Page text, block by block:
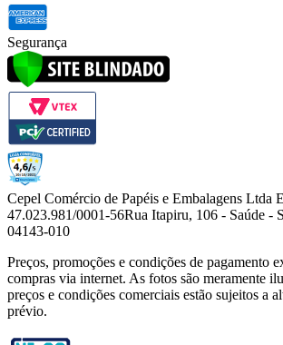
Segurança
Cepel Comércio de Papéis e Embalagens Ltda
47.023.981/0001-56Rua Itapiru, 106 - Saúde -
04143-010
Preços, promoções e condições de pagamento
compras via internet. As fotos são meramente
preços e condições comerciais estão sujeitos a
prévio.